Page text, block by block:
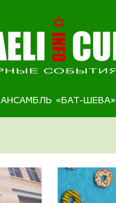
АНСАМБЛЬ «БАТ-ШЕВА»